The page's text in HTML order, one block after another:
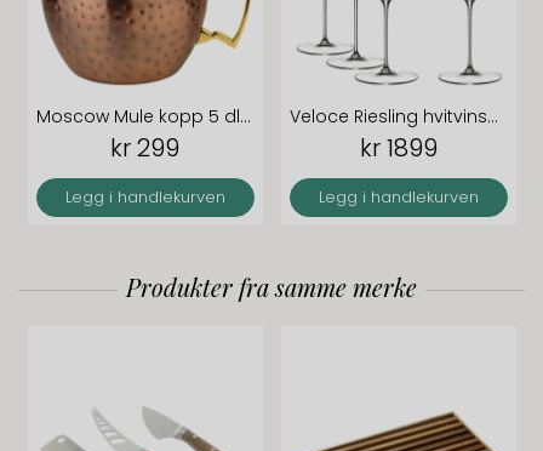
Moscow Mule kopp 5 dl kurvet hamret kobber antikk
kr 299
Legg i handlekurven
Veloce Riesling hvitvinsglass 4 for 3
kr 1899
Legg i handlekurven
Produkter fra samme merke